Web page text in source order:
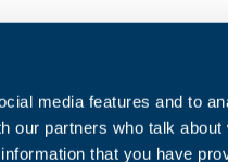
media features and to
our partners who talk about
that you have